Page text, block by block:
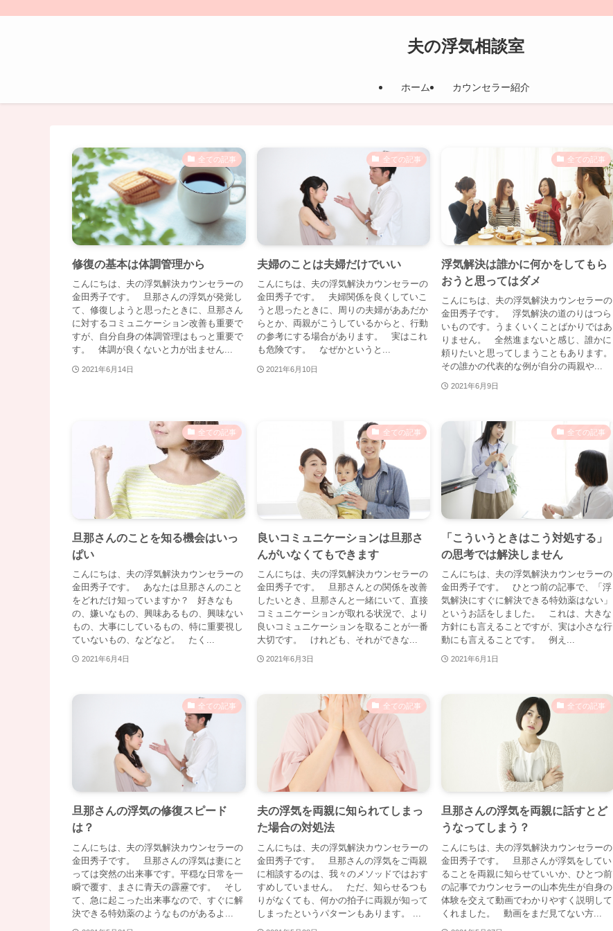
夫の浮気相談室
ホーム カウンセラー紹介
全ての記事
修復の基本は体調管理から
こんにちは、夫の浮気解決カウンセラーの
金田秀子です。 旦那さんの浮気が発覚し
て、修復しようと思ったときに、旦那さん
に対するコミュニケーション改善も重要で
すが、自分自身の体調管理はもっと重要で
す。 体調が良くないと力が出ません...
2021年6月14日
全ての記事
夫婦のことは夫婦だけでいい
こんにちは、夫の浮気解決カウンセラーの
金田秀子です。 夫婦関係を良くしていこ
うと思ったときに、周りの夫婦がああだか
らとか、両親がこうしているからと、行動
の参考にする場合があります。 実はこれ
も危険です。 なぜかというと...
2021年6月10日
全ての記事
浮気解決は誰かに何かをしてもら
おうと思ってはダメ
こんにちは、夫の浮気解決カウンセラーの
金田秀子です。 浮気解決の道のりはつら
いものです。うまくいくことばかりではあ
りません。 全然進まないと感じ、誰かに
頼りたいと思ってしまうこともあります。
その誰かの代表的な例が自分の両親や...
2021年6月9日
全ての記事
旦那さんのことを知る機会はいっ
ぱい
こんにちは、夫の浮気解決カウンセラーの
金田秀子です。 あなたは旦那さんのこと
をどれだけ知っていますか？ 好きなも
の、嫌いなもの、興味あるもの、興味ない
もの、大事にしているもの、特に重要視し
ていないもの、などなど。 たく...
2021年6月4日
全ての記事
良いコミュニケーションは旦那さ
んがいなくてもできます
こんにちは、夫の浮気解決カウンセラーの
金田秀子です。 旦那さんとの関係を改善
したいとき、旦那さんと一緒にいて、直接
コミュニケーションが取れる状況で、より
良いコミュニケーションを取ることが一番
大切です。 けれども、それができな...
2021年6月3日
全ての記事
「こういうときはこう対処する」
の思考では解決しません
こんにちは、夫の浮気解決カウンセラーの
金田秀子です。 ひとつ前の記事で、「浮
気解決にすぐに解決できる特効薬はない」
というお話をしました。 これは、大きな
方針にも言えることですが、実は小さな行
動にも言えることです。 例え...
2021年6月1日
全ての記事
旦那さんの浮気の修復スピード
は？
こんにちは、夫の浮気解決カウンセラーの
金田秀子です。 旦那さんの浮気は妻にと
っては突然の出来事です。平穏な日常を一
瞬で覆す、まさに青天の霹靂です。 そし
て、急に起こった出来事なので、すぐに解
決できる特効薬のようなものがあるよ...
全ての記事
夫の浮気を両親に知られてしまっ
た場合の対処法
こんにちは、夫の浮気解決カウンセラーの
金田秀子です。 旦那さんの浮気をご両親
に相談するのは、我々のメソッドではおす
すめしていません。 ただ、知らせるつも
りがなくても、何かの拍子に両親が知って
しまったというパターンもあります。 ...
全ての記事
旦那さんの浮気を両親に話すとど
うなってしまう？
こんにちは、夫の浮気解決カウンセラーの
金田秀子です。 旦那さんが浮気をしてい
ることを両親に知らせていいか、ひとつ前
の記事でカウンセラーの山本先生が自身の
体験を交えて動画でわかりやすく説明して
くれました。 動画をまだ見てない方...